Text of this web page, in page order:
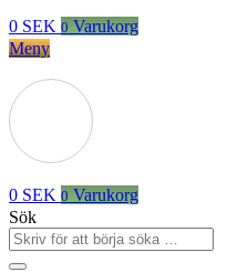
0 SEK 0 Varukorg
Meny
0 SEK 0 Varukorg
Sök